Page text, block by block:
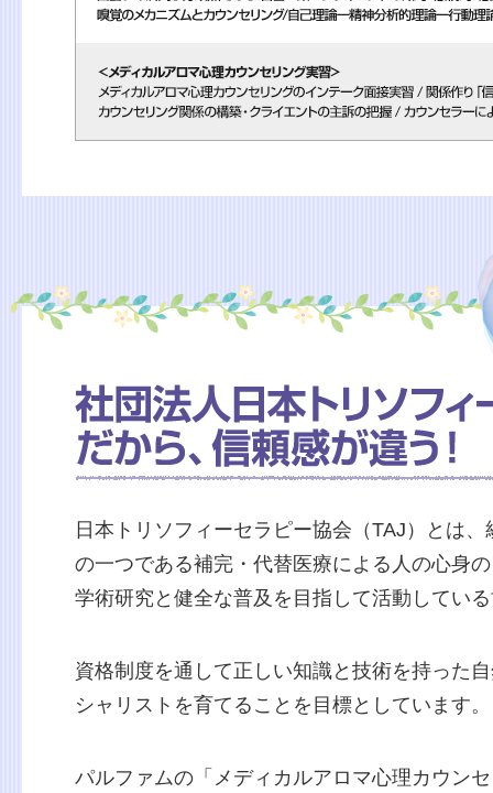
日本トリソフィーセラピー協会（TAJ）とは
の一つである補完・代替医療による人の心身
学術研究と健全な普及を目指して活動してい
資格制度を通して正しい知識と技術を持った
シャリストを育てることを目標としています。
パルファムの「メディカルアロマ心理カウン